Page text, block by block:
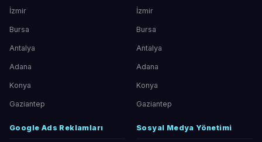
İzmir
Bursa
Antalya
Adana
Konya
Gaziantep
İzmir
Bursa
Antalya
Adana
Konya
Gaziantep
Google Ads Reklamları Sosyal Medya Yönetimi